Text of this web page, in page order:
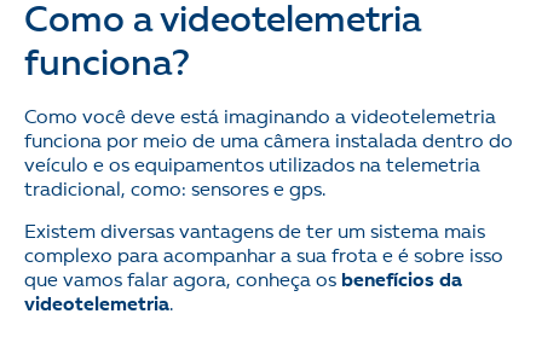
Como a videotelemetria
funciona?
Como você deve está imaginando a videotelemetria
funciona por meio de uma câmera instalada dentro do
veículo e os equipamentos utilizados na telemetria
tradicional, como: sensores e gps.
Existem diversas vantagens de ter um sistema mais
complexo para acompanhar a sua frota e é sobre isso
que vamos falar agora, conheça os benefícios da
videotelemetria.